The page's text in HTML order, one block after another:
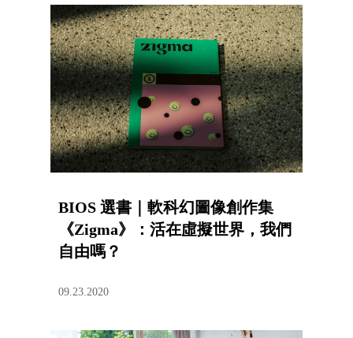
BIOS 選書｜軟科幻圖像創作集
《Zigma》：活在虛擬世界，我們
自由嗎？
09.23.2020